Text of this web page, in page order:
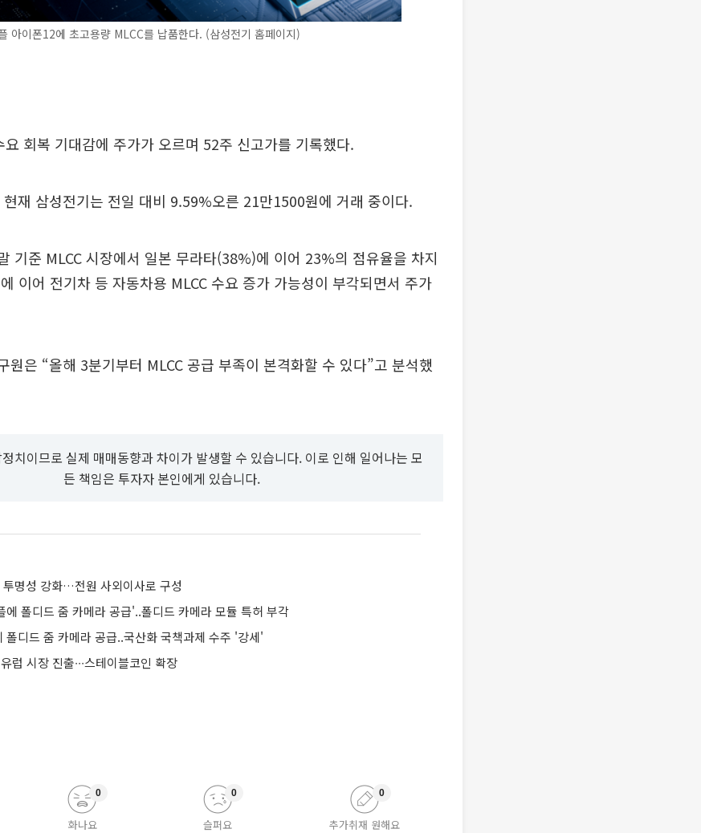
아이폰12에 초고용량 MLCC를 납품한다. (삼성전기 홈페이지)
요 회복 기대감에 주가가 오르며 52주 신고가를 기록했다.
재 삼성전기는 전일 대비 9.59%오른 21만1500원에 거래 중이다.
기준 MLCC 시장에서 일본 무라타(38%)에 이어 23%의 점유율을 차지
이어 전기차 등 자동차용 MLCC 수요 증가 가능성이 부각되면서 주가
원은 “올해 3분기부터 MLCC 공급 부족이 본격화할 수 있다”고 분석했
치이므로 실제 매매동향과 차이가 발생할 수 있습니다. 이로 인해 일어나는 모
든 책임은 투자자 본인에게 있습니다.
명성 강화…전원 사외이사로 구성
에 폴디드 줌 카메라 공급'..폴디드 카메라 모듈 특허 부각
폴디드 줌 카메라 공급..국산화 국책과제 수주 '강세'
럽 시장 진출∙∙∙스테이블코인 확장
화나요
0
슬퍼요
0
추가취재 원해요
0